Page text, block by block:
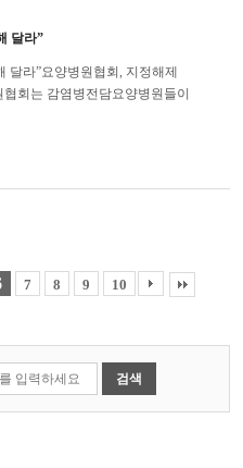
달라”
달라”요양병원협회, 지정해제
회는 감염병전담요양병원들이
로 지원해 줄 것을 정부에 요...
7 8 9 10
검색